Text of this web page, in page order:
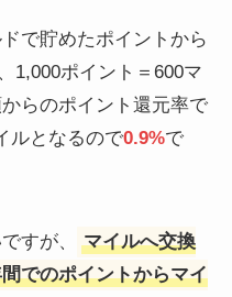
で貯めたポイントから
1,000ポイント＝600マ
らのポイント還元率で
ルとなるので0.9%で
すが、
マイルへ交換
でのポイントからマイ